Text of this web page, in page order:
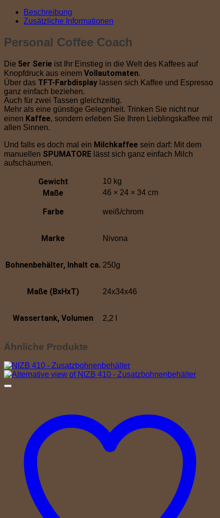
Beschreibung
Zusätzliche Informationen
Personal Coffee Coach
Die 5er Serie ist Ihr Einstieg in die Welt des Kaffees auf
Knopfdruck aus einem Vollautomaten.
Über das TFT-Farbdisplay lassen sich Kaffee und Espresso
ganz einfach beziehen.
Auch für zwei Tassen gleichzeitig.
Mehr als eine günstige Gelegnheit. Trinken Sie nicht nur
einen Kaffee, sondern erleben Sie Ihren Lieblingskaffee mit
allen Sinnen.
Und falls es doch mal ein Milchkaffee sein darf: Mit dem
manuellen SPUMATORE lässt sich ganz einfach Milch
aufschäumen.
Gewicht 10 kg
Maße 46 × 24 × 34 cm
Farbe weiß/chrom
Marke Nivona
Bohnenbehälter, Inhalt ca. 250g
Maße (BxHxT) 24x34x46
Wassertank, Volumen 2,2 l
Ähnliche Produkte